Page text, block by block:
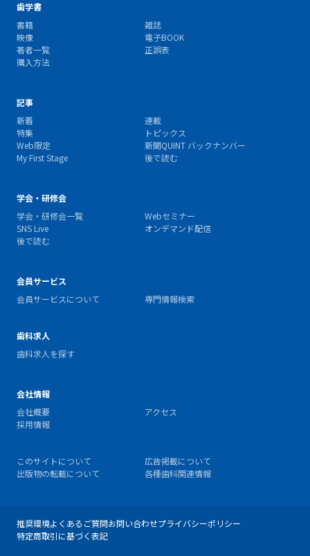
歯学書
書籍
雑誌
映像
電子BOOK
著者一覧
正誤表
購入方法
記事
新着
連載
特集
トピックス
Web限定
新聞QUINT バックナンバー
My First Stage
後で読む
学会・研修会
学会・研修会一覧
Webセミナー
SNS Live
オンデマンド配信
後で読む
会員サービス
会員サービスについて
専門情報検索
歯科求人
歯科求人を探す
会社情報
会社概要
アクセス
採用情報
このサイトについて
広告掲載について
出版物の転載について
各種歯科関連情報
推奨環境よくあるご質問お問い合わせプライバシーポリシー
特定商取引に基づく表記